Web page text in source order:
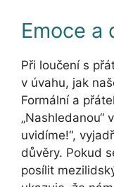
Emoce a
Při loučení s
v úvahu, jak
Formální a
„Nashledanou“
uvidíme!“,
důvěry. Pokud
posílit